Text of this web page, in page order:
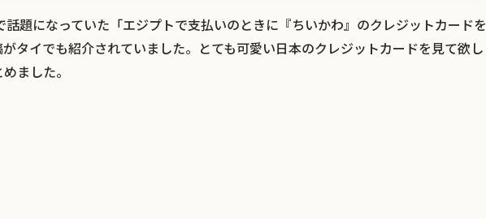
題になっていた「エジプトで支払いのときに『ちいかわ』のクレジットカードを
タイでも紹介されていました。とても可愛い日本のクレジットカードを見て欲し
ました。